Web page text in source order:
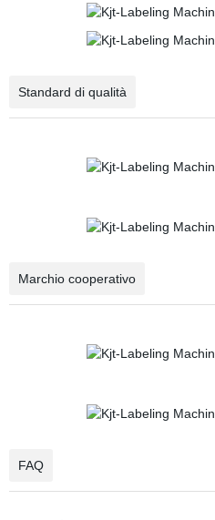
Standard di qualità
Marchio cooperativo
FAQ